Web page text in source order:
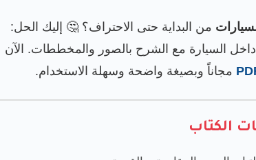
من البداية حتى الاحتراف؟ 🤔 إليك الحل:
السيارة مع الشرح بالصور والمخططات. الآن
مجاناً وبصيغة واضحة وسهلة الاستخدام.
الكتاب